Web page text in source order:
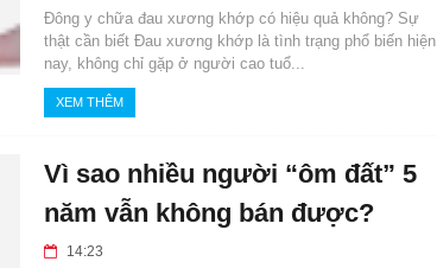
Đông y chữa đau xương khớp có hiệu quả không? Sự
thật cần biết Đau xương khớp là tình trạng phổ biến hiện
nay, không chỉ gặp ở người cao tuổ...
XEM THÊM
Vì sao nhiều người “ôm đất” 5
năm vẫn không bán được?
14:23